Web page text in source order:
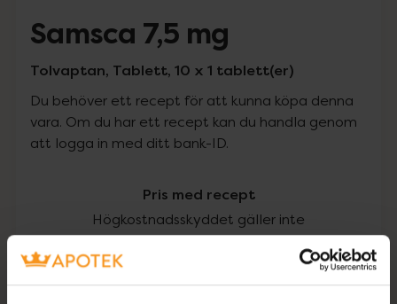
Samsca 7,5 mg
Tolvaptan, Tablett, 10 x 1 tablett(er)
Du behöver ett recept för att kunna köpa denna
vara. Om du har ett recept kan du handla genom
att logga in med ditt bank-ID.
Pris med recept
Högkostnadsskyddet gäller inte
6300,75 kr